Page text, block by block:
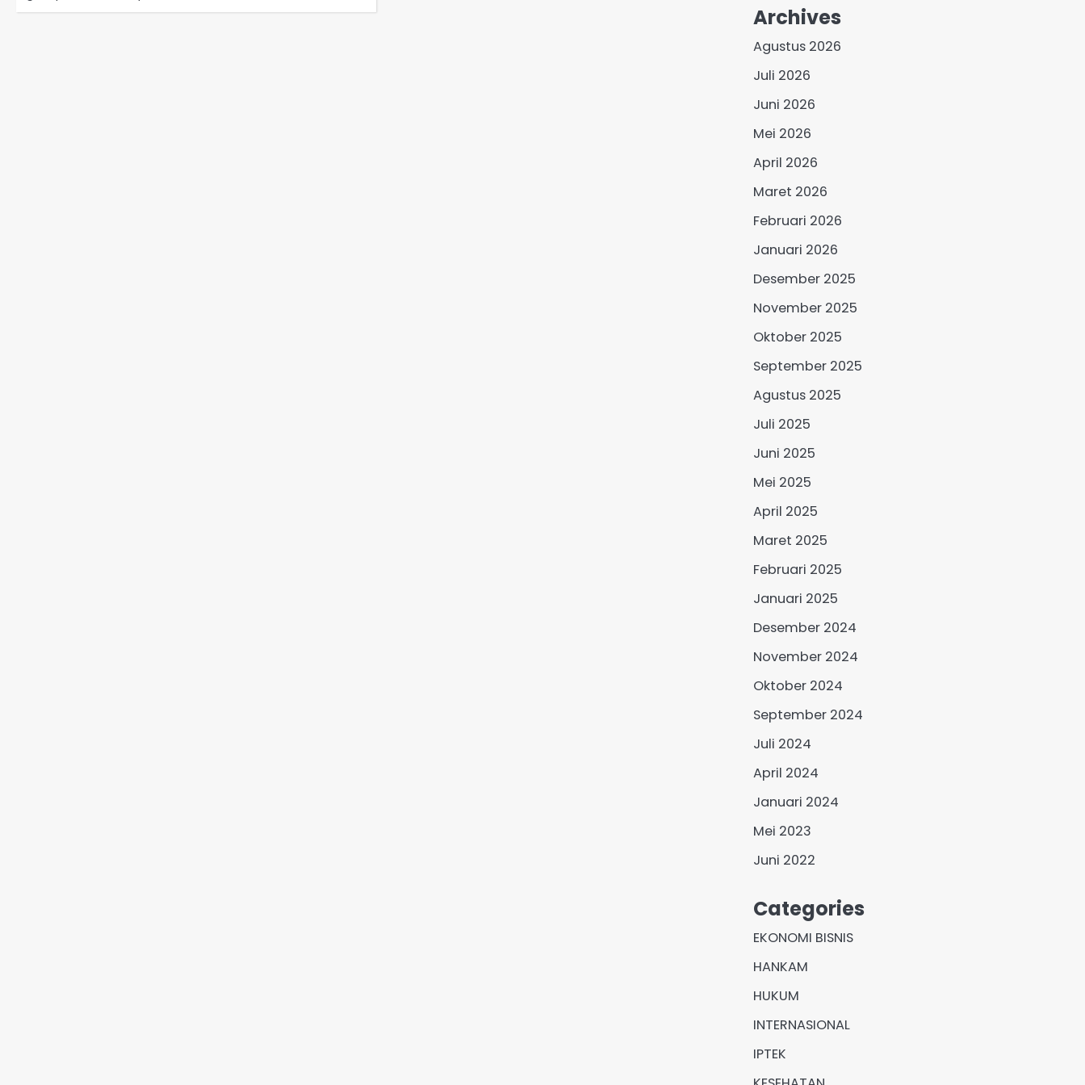
Archives
Agustus 2026
Juli 2026
Juni 2026
Mei 2026
April 2026
Maret 2026
Februari 2026
Januari 2026
Desember 2025
November 2025
Oktober 2025
September 2025
Agustus 2025
Juli 2025
Juni 2025
Mei 2025
April 2025
Maret 2025
Februari 2025
Januari 2025
Desember 2024
November 2024
Oktober 2024
September 2024
Juli 2024
April 2024
Januari 2024
Mei 2023
Juni 2022
Categories
EKONOMI BISNIS
HANKAM
HUKUM
INTERNASIONAL
IPTEK